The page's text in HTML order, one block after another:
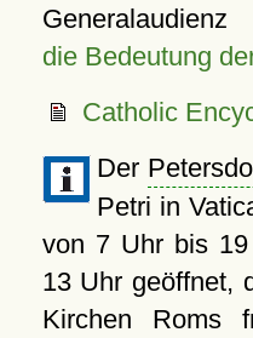
die Bedeutung
Catholic
Der
Petri in
von 7 Uhr bis
13 Uhr geöffnet,
Kirchen Roms